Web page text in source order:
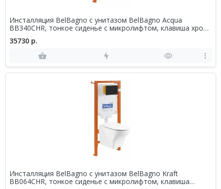
Инсталляция BelBagno с унитазом BelBagno Acqua
BB340CHR, тонкое сиденье с микролифтом, клавиша хром,
35730 р.
Инсталляция BelBagno с унитазом BelBagno Kraft
BB064CHR, тонкое сиденье с микролифтом, клавиша